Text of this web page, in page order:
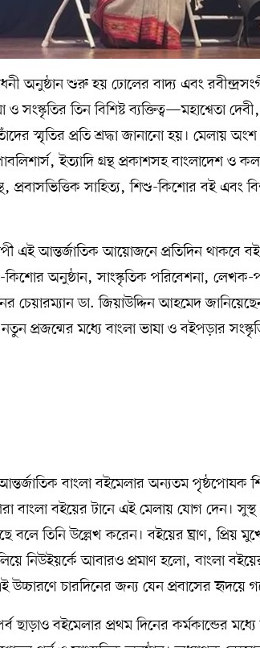
অনুষ্ঠান শুরু হয় ঢোলের বাদ্য এবং
ও সংস্কৃতির তিন বিশিষ্ট
স্মৃতির প্রতি শ্রদ্ধা জানানো হয়। মেলায়
ইত্যাদি গ্রন্থ প্রকাশসহ বাংলাদেশ ও
প্রবাসভিত্তিক সাহিত্য, শিশু-কিশোর বই এবং
এই আন্তর্জাতিক আয়োজনে প্রতিদিন
অনুষ্ঠান, সাংস্কৃতিক পরিবেশনা, লেখক-
চেয়ারম্যান ডা. জিয়াউদ্দিন আহমেদ
নতুন প্রজন্মের মধ্যে বাংলা ভাষা ও বইপড়ার
বাংলা বইমেলার অন্যতম
বাংলা বইয়ের টানে এই মেলায় যোগ দেন।
তিনি উল্লেখ করেন। বইয়ের ঘ্রাণ, প্রিয়
নিউইয়র্কে আবারও প্রমাণ হলো, বাংলা
উচ্চারণে চারদিনের জন্য যেন প্রবাসের হৃদয়ে
ছাড়াও বইমেলার প্রথম দিনের কর্মকান্ডের